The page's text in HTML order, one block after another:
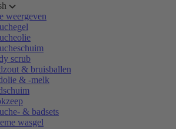
weergeven
scrub
& bruisballen
& -melk
& badsets
wasgel